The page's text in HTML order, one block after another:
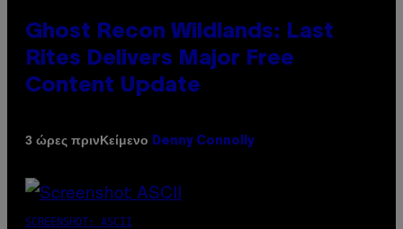
Ghost Recon Wildlands: Last
Rites Delivers Major Free
Content Update
3 ώρες πρινΚείμενο Denny Connolly
SCREENSHOT: ASCII